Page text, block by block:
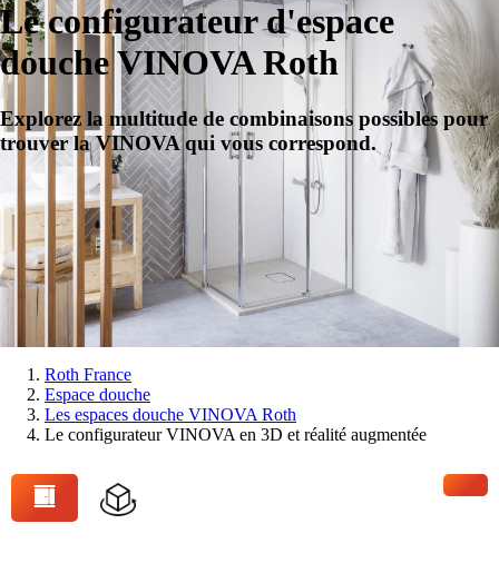
Le configurateur d'espace
douche VINOVA Roth
Explorez la multitude de combinaisons possibles pour
trouver la VINOVA qui vous correspond.
Vous
êtes
Roth France
Espace douche
Les espaces douche VINOVA Roth
Le configurateur VINOVA en 3D et réalité augmentée